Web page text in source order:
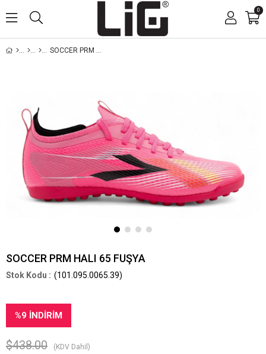
0
SOCCER PRM HALI 65 FUŞYA
SOCCER PRM HALI 65 FUŞYA
(101.095.0065.39)
%9 İNDIRIM
$438.00 (KDV Dahil)